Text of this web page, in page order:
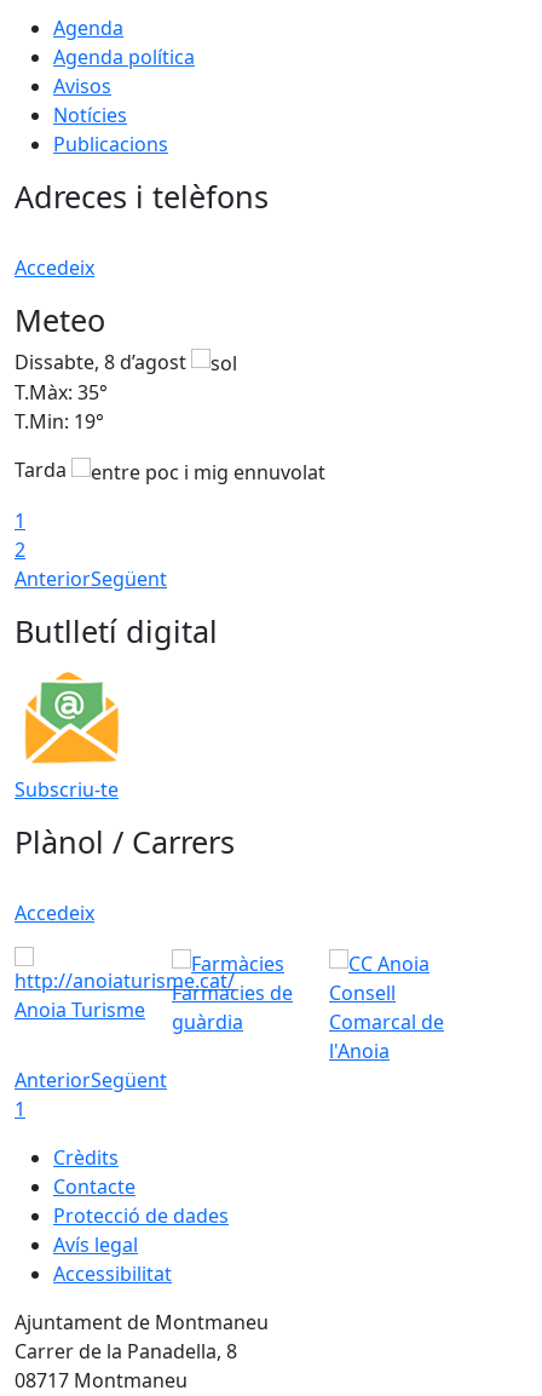
Agenda
Agenda política
Avisos
Notícies
Publicacions
Adreces i telèfons
Accedeix
Meteo
Dissabte, 8 d’agost
T.Màx: 35°
T.Min: 19°
Tarda
1
2
AnteriorSegüent
Butlletí digital
Subscriu-te
Plànol / Carrers
Accedeix
Anoia Turisme
Farmàcies de
guàrdia
Consell
Comarcal de
l'Anoia
AnteriorSegüent
1
Crèdits
Contacte
Protecció de dades
Avís legal
Accessibilitat
Ajuntament de Montmaneu
Carrer de la Panadella, 8
08717 Montmaneu